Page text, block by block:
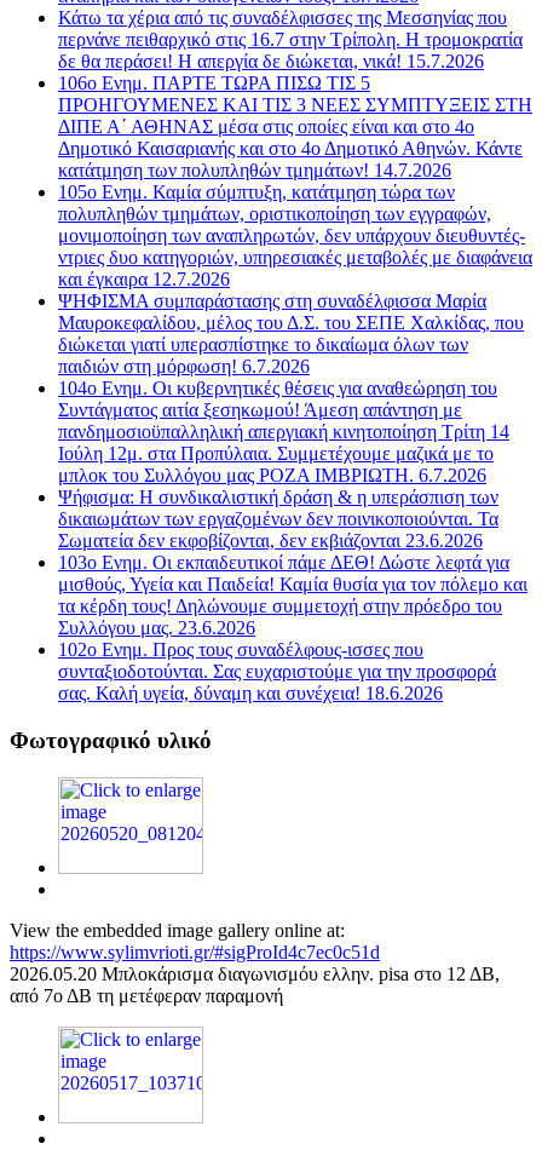
Κάτω τα χέρια από τις συναδέλφισσες της Μεσσηνίας που
περνάνε πειθαρχικό στις 16.7 στην Τρίπολη. Η τρομοκρατία
δε θα περάσει! Η απεργία δε διώκεται, νικά! 15.7.2026
106ο Ενημ. ΠΑΡΤΕ ΤΩΡΑ ΠΙΣΩ ΤΙΣ 5
ΠΡΟΗΓΟΥΜΕΝΕΣ ΚΑΙ ΤΙΣ 3 ΝΕΕΣ ΣΥΜΠΤΥΞΕΙΣ ΣΤΗ
ΔΙΠΕ Α΄ ΑΘΗΝΑΣ μέσα στις οποίες είναι και στο 4ο
Δημοτικό Καισαριανής και στο 4ο Δημοτικό Αθηνών. Κάντε
κατάτμηση των πολυπληθών τμημάτων! 14.7.2026
105ο Ενημ. Καμία σύμπτυξη, κατάτμηση τώρα των
πολυπληθών τμημάτων, οριστικοποίηση των εγγραφών,
μονιμοποίηση των αναπληρωτών, δεν υπάρχουν διευθυντές-
ντριες δυο κατηγοριών, υπηρεσιακές μεταβολές με διαφάνεια
και έγκαιρα 12.7.2026
ΨΗΦΙΣΜΑ συμπαράστασης στη συναδέλφισσα Μαρία
Μαυροκεφαλίδου, μέλος του Δ.Σ. του ΣΕΠΕ Χαλκίδας, που
διώκεται γιατί υπερασπίστηκε το δικαίωμα όλων των
παιδιών στη μόρφωση! 6.7.2026
104ο Ενημ. Οι κυβερνητικές θέσεις για αναθεώρηση του
Συντάγματος αιτία ξεσηκωμού! Άμεση απάντηση με
πανδημοσιοϋπαλληλική απεργιακή κινητοποίηση Τρίτη 14
Ιούλη 12μ. στα Προπύλαια. Συμμετέχουμε μαζικά με το
μπλοκ του Συλλόγου μας ΡΟΖΑ ΙΜΒΡΙΩΤΗ. 6.7.2026
Ψήφισμα: Η συνδικαλιστική δράση & η υπεράσπιση των
δικαιωμάτων των εργαζομένων δεν ποινικοποιούνται. Τα
Σωματεία δεν εκφοβίζονται, δεν εκβιάζονται 23.6.2026
103ο Ενημ. Οι εκπαιδευτικοί πάμε ΔΕΘ! Δώστε λεφτά για
μισθούς, Υγεία και Παιδεία! Καμία θυσία για τον πόλεμο και
τα κέρδη τους! Δηλώνουμε συμμετοχή στην πρόεδρο του
Συλλόγου μας. 23.6.2026
102ο Ενημ. Προς τους συναδέλφους-ισσες που
συνταξιοδοτούνται. Σας ευχαριστούμε για την προσφορά
σας. Καλή υγεία, δύναμη και συνέχεια! 18.6.2026
Φωτογραφικό υλικό
View the embedded image gallery online at:
https://www.sylimvrioti.gr/#sigProId4c7ec0c51d
2026.05.20 Μπλοκάρισμα διαγωνισμόυ ελλην. pisa στο 12 ΔΒ,
από 7ο ΔΒ τη μετέφεραν παραμονή